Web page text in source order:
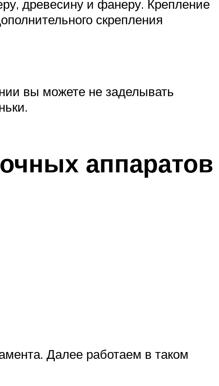
древесину и фанеру. Крепление
скрепления
вы можете не заделывать
аппаратов
Далее работаем в таком